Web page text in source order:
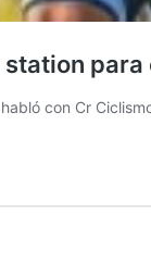
station
con Cr